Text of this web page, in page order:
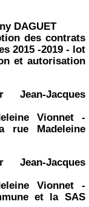
DAGUET
des contrats
2015 -2019 - lot
et autorisation
Jacques
Vionnet -
rue Madeleine
Jacques
Vionnet -
et la SAS